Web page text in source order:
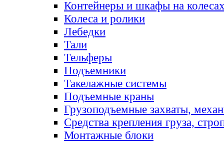
Контейнеры и шкафы на
Колеса и ролики
Лебедки
Тали
Тельферы
Подъемники
Такелажные системы
Подъемные краны
Грузоподъемные захваты,
Средства крепления груза,
Монтажные блоки